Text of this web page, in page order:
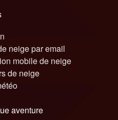
neige par email
mobile de neige
de neige
aventure